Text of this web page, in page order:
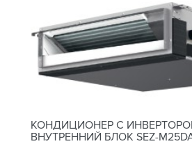
КОНДИЦИОНЕР С
ВНУТРЕННИЙ БЛОК SEZ-